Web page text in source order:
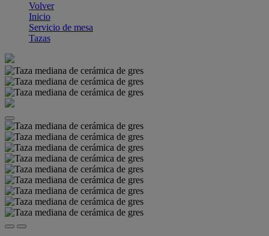
Volver
Inicio
Servicio de mesa
Tazas